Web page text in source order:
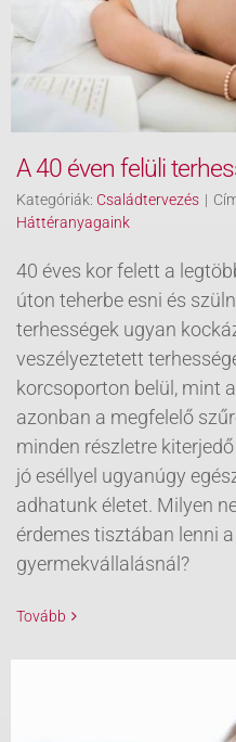
A 40 éven felüli
Kategóriák: Családtervezés |
Háttéranyagaink
40 éves kor felett a
úton teherbe esni és
terhességek ugyan
veszélyeztetett
korcsoporton belül, mint
azonban a megfelelő
minden részletre
jó eséllyel ugyanúgy
adhatunk életet. Milyen
érdemes tisztában lenni
gyermekvállalásnál?
Tovább